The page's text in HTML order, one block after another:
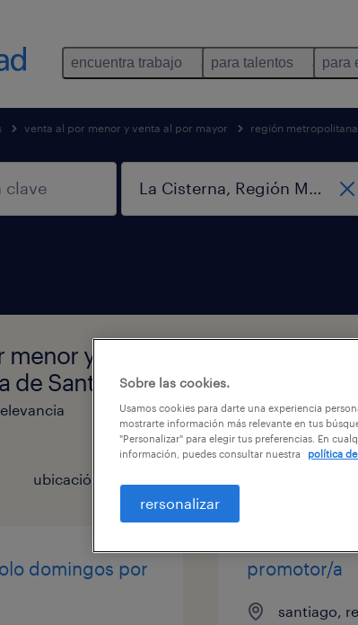
encuentra trabajo para talentos para
venta al por menor y venta al por mayor región
menor y venta al por mayor
de Santiago
ubicación
domingos por
promotor/a
santiago,
Sobre las cookies.
Usamos cookies para darte una experiencia
mostrarte información más relevante en tus
"Personalizar" para elegir tus preferencias. En
información, puedes consultar nuestra
política
rersonalizar